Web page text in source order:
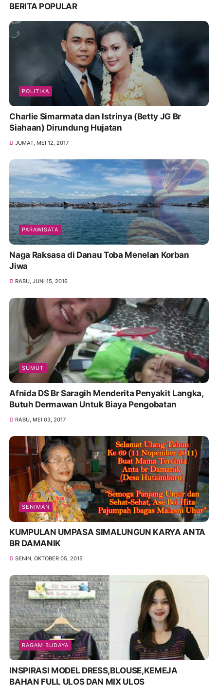
BERITA POPULAR
POLITIKA
Charlie Simarmata dan Istrinya (Betty JG Br
Siahaan) Dirundung Hujatan
JUMAT, MEI 12, 2017
PARAWISATA
Naga Raksasa di Danau Toba Menelan Korban
Jiwa
RABU, JUNI 15, 2016
SUMUT
Afnida DS Br Saragih Menderita Penyakit Langka,
Butuh Dermawan Untuk Biaya Pengobatan
RABU, MEI 03, 2017
SENIMAN
KUMPULAN UMPASA SIMALUNGUN KARYA ANTA
BR DAMANIK
SENIN, OKTOBER 05, 2015
RAGAM BUDAYA
INSPIRASI MODEL DRESS,BLOUSE,KEMEJA
BAHAN FULL ULOS DAN MIX ULOS